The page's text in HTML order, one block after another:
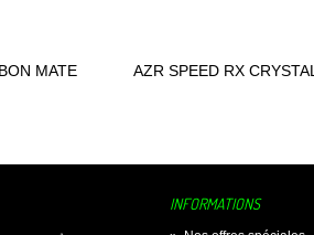
MATE
Ajouter au panier
AZR SPEED RX CRYSTAL
INFORMATIONS